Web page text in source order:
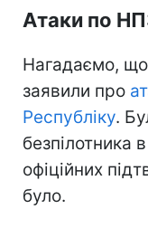
Атаки по
Нагадаємо, що
заявили про
Республіку.
безпілотника
офіційних
було.